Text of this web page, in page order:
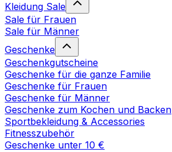
Kleidung Sale
Sale für Frauen
Sale für Männer
Geschenke
Geschenkgutscheine
Geschenke für die ganze Familie
Geschenke für Frauen
Geschenke für Männer
Geschenke zum Kochen und Backen
Sportbekleidung & Accessories
Fitnesszubehör
Geschenke unter 10 €